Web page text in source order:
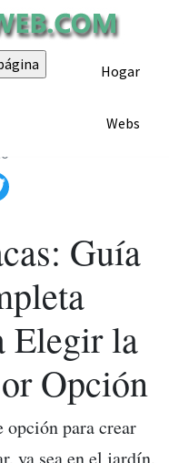
Hogar
Webs
hogar.astalaweb.com
Guía
Elegir la
Opción
opción para crear
ya sea en el jardín,